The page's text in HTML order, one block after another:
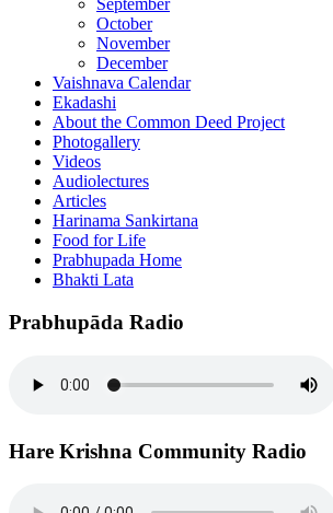
September
October
November
December
Vaishnava Calendar
Ekadashi
About the Common Deed Project
Photogallery
Videos
Audiolectures
Articles
Harinama Sankirtana
Food for Life
Prabhupada Home
Bhakti Lata
Prabhupāda Radio
Hare Krishna Community Radio